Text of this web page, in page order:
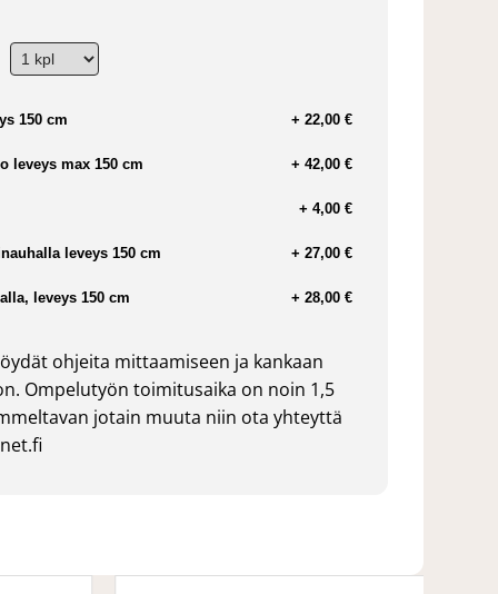
150 cm + 22,00 €
leveys max 150 cm + 42,00 €
+ 4,00 €
leveys 150 cm + 27,00 €
leveys 150 cm + 28,00 €
ohjeita mittaamiseen ja kankaan
Ompelutyön toimitusaika on noin 1,5
jotain muuta niin ota yhteyttä